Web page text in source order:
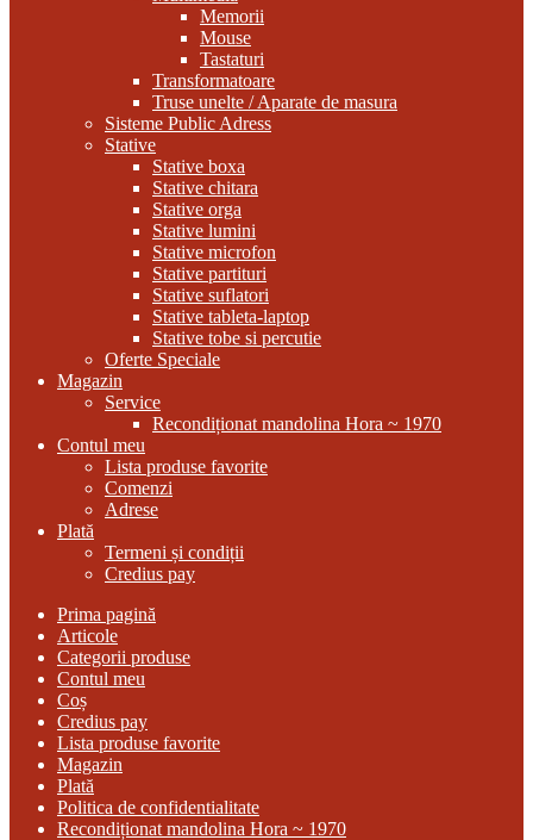
Memorii
Mouse
Tastaturi
Transformatoare
Truse unelte / Aparate de masura
Sisteme Public Adress
Stative
Stative boxa
Stative chitara
Stative orga
Stative lumini
Stative microfon
Stative partituri
Stative suflatori
Stative tableta-laptop
Stative tobe si percutie
Oferte Speciale
Magazin
Service
Recondiționat mandolina Hora ~ 1970
Contul meu
Lista produse favorite
Comenzi
Adrese
Plată
Termeni și condiții
Credius pay
Prima pagină
Articole
Categorii produse
Contul meu
Coș
Credius pay
Lista produse favorite
Magazin
Plată
Politica de confidentialitate
Recondiționat mandolina Hora ~ 1970